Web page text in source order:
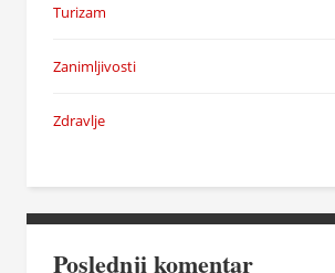
Turizam
Zanimljivosti
Zdravlje
Poslednji komentar